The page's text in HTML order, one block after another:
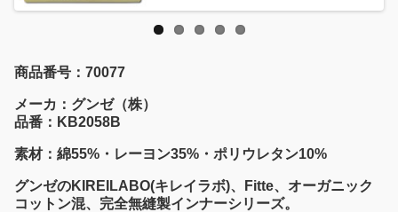
商品番号：70077
メーカ：グンゼ（株）
品番：KB2058B
素材：綿55%・レーヨン35%・ポリウレタン10%
グンゼのKIREILABO(キレイラボ)、Fitte、オーガニック
コットン混、完全無縫製インナーシリーズ。